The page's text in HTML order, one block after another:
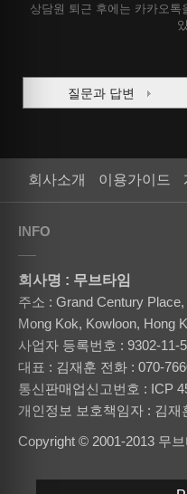
상담원 퇴근 후에는 카카오
질문과 답변
회사소개 이용가이드
INFO
회사명 : 무브타임
주소 : Grand Century
Mong Kok, Kowloon, Hong
사업자 등록번호 : 9302-11-
대표 : 김재훈 전화 : 070-
통신판매업신고번호 : ICP
개인정보 보호책임자 : 김재
Copyright © 2001-2013 무